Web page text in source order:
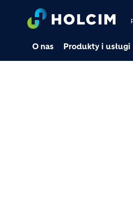
O nas Produkty i usługi